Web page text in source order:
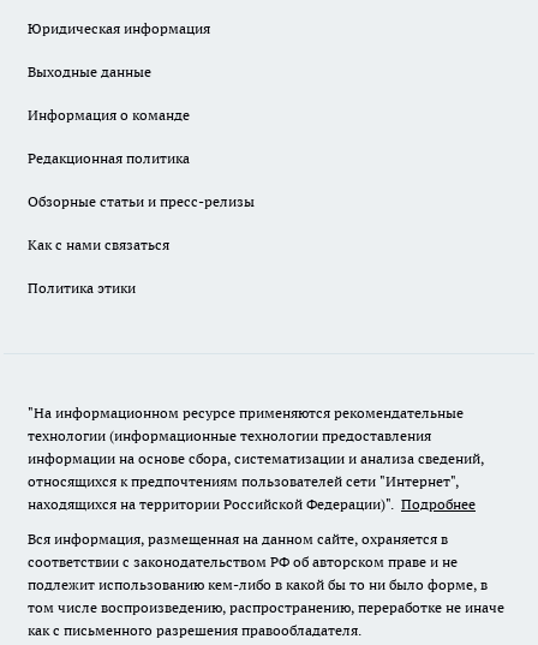
Юридическая информация
Выходные данные
Информация о команде
Редакционная политика
Обзорные статьи и пресс-релизы
Как с нами связаться
Политика этики
"На информационном ресурсе применяются рекомендательные
технологии (информационные технологии предоставления
информации на основе сбора, систематизации и анализа сведений,
относящихся к предпочтениям пользователей сети "Интернет",
находящихся на территории Российской Федерации)". Подробнее
Вся информация, размещенная на данном сайте, охраняется в
соответствии с законодательством РФ об авторском праве и не
подлежит использованию кем-либо в какой бы то ни было форме, в
том числе воспроизведению, распространению, переработке не иначе
как с письменного разрешения правообладателя.